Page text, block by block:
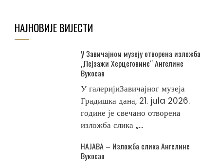
НАЈНОВИЈЕ ВИЈЕСТИ
У Завичајном музеју отворена изложба
„Пејзажи Херцеговине“ Ангелине
Вукосав
У галеријиЗавичајног музеја
Градишка дана, 21. jula 2026.
године је свечано отворена
изложба слика „...
НАЈАВА – Изложба слика Ангелине
Вукосав